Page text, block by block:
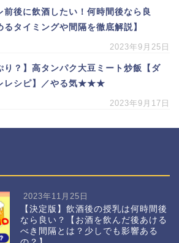
前後に飲酒したい！何時間後なら良
るタイミングや間隔を徹底解説】
2023年9月25日
り？】高タンパク大豆ミート炒飯【ダ
レシピ】／やる気★★★
2023年9月17日
2023年11月25日
【決定版】飲酒後の授乳は何時間後
なら良い？【お酒を飲んだ後あける
べき間隔とは？少しでも影響ある